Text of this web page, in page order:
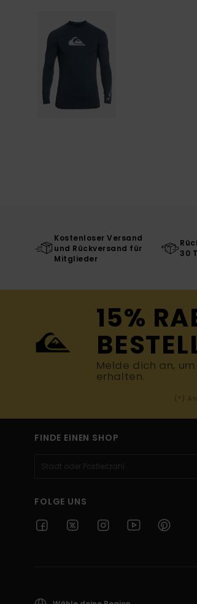
Kostenloser Versand
und Rückversand für
Mitglieder
30
15%
Melde dich an,
erhalten.
(*)
FINDE EINEN SHOP
FOLGE UNS